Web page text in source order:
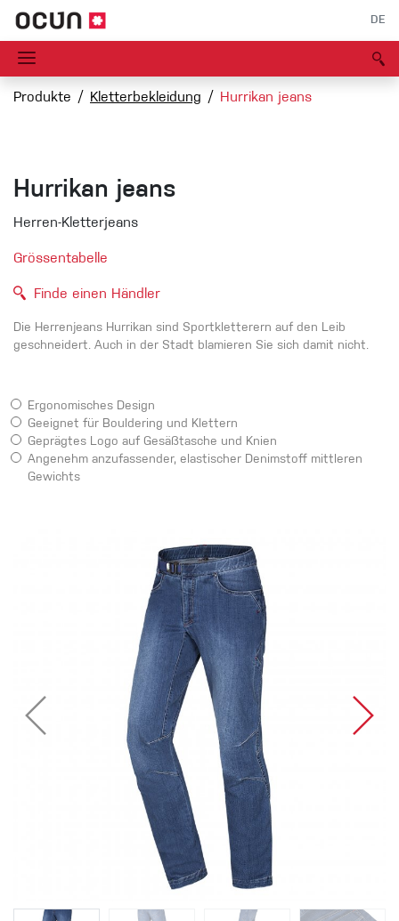
DE
Produkte Kletterbekleidung Hurrikan jeans
Hurrikan jeans
Herren-Kletterjeans
Grössentabelle
Finde einen Händler
Die Herrenjeans Hurrikan sind Sportkletterern auf den Leib
geschneidert. Auch in der Stadt blamieren Sie sich damit nicht.
Ergonomisches Design
Geeignet für Bouldering und Klettern
Geprägtes Logo auf Gesäßtasche und Knien
Angenehm anzufassender, elastischer Denimstoff mittleren
Gewichts